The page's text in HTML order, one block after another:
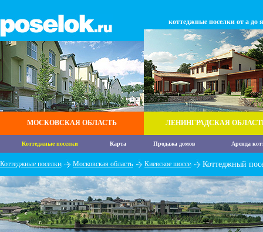
МОСКОВСКАЯ ОБЛАСТЬ
коттеджные поселки от а до я
ЛЕНИНГРАДСКАЯ
Коттеджные поселки Карта Продажа домов Аренда
Коттеджные поселки Московская область Киевское шоссе Коттеджный